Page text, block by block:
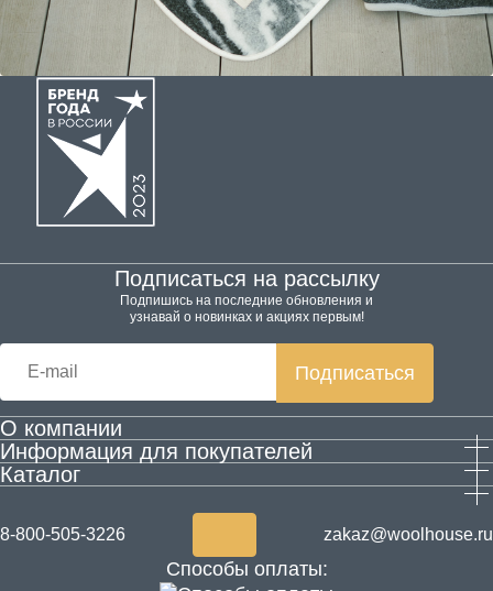
О компании
Производство
Контактная информация
Акции
Информация для покупателей
Гарантия и возврат
Согласие на обработку персональных данных
Согласие на получение рекламы
Каталог
Одежда
Товары для здоровья из шерсти
Подписаться на рассылку
Подпишись на последние обновления и
узнавай о новинках и акциях первым!
Подписаться
8-800-505-3226 zakaz@woolhouse.ru
Способы оплаты: